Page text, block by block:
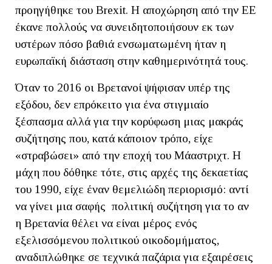
προηγήθηκε του Brexit. Η αποχώρηση από την ΕΕ
έκανε πολλούς να συνειδητοποιήσουν εκ των
υστέρων πόσο βαθιά ενσωματωμένη ήταν η
ευρωπαϊκή διάσταση στην καθημερινότητά τους.
Όταν το 2016 οι Βρετανοί ψήφισαν υπέρ της
εξόδου, δεν επρόκειτο για ένα στιγμιαίο
ξέσπασμα αλλά για την κορύφωση μιας μακράς
συζήτησης που, κατά κάποιον τρόπο, είχε
«στραβώσει» από την εποχή του Μάαστριχτ. Η
μάχη που δόθηκε τότε, στις αρχές της δεκαετίας
του 1990, είχε έναν θεμελιώδη περιορισμό: αντί
να γίνει μια σαφής πολιτική συζήτηση για το αν
η Βρετανία θέλει να είναι μέρος ενός
εξελισσόμενου πολιτικού οικοδομήματος,
αναδιπλώθηκε σε τεχνικά παζάρια για εξαιρέσεις